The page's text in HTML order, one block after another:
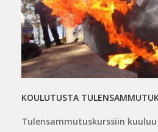
KOULUTUSTA
Tulensammutuskurssiin